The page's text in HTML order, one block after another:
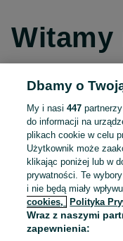
Witamy
Dbamy o
My i nasi447
do informacji na
plikach cookie w celu
Użytkownik może
klikając poniżej lub w
prywatności. Te
i nie będą miały
cookies,
Polityka
Wraz z naszymi
zapewnienia: